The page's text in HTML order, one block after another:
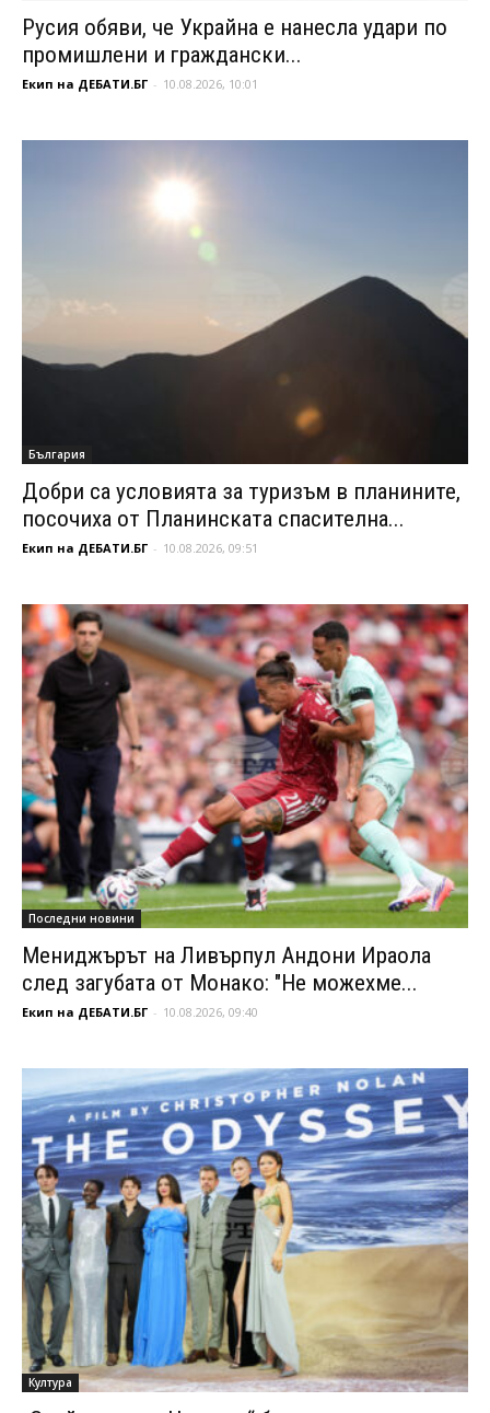
Русия обяви, че Украйна е нанесла удари по
промишлени и граждански...
Екип на ДЕБАТИ.БГ - 10.08.2026, 10:01
България
Добри са условията за туризъм в планините,
посочиха от Планинската спасителна...
Екип на ДЕБАТИ.БГ - 10.08.2026, 09:51
Последни новини
Мениджърът на Ливърпул Андони Ираола
след загубата от Монако: "Не можехме...
Екип на ДЕБАТИ.БГ - 10.08.2026, 09:40
Култура